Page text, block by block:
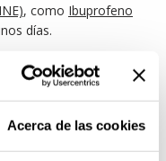
Acerca de las cookies
, como Ibuprofeno
días.
pesadez se deben
venosa
duchas alternas de
los pies y las